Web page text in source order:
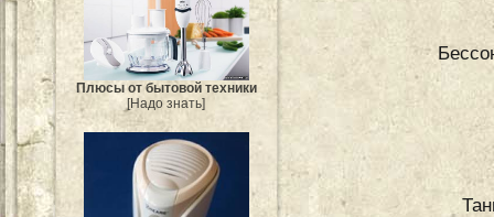
Плюсы от бытовой техники
[Надо знать]